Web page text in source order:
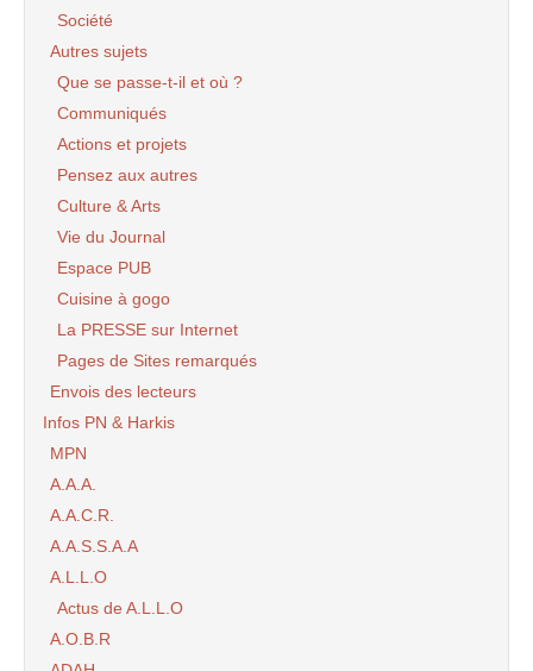
Société
Autres sujets
Que se passe-t-il et où ?
Communiqués
Actions et projets
Pensez aux autres
Culture & Arts
Vie du Journal
Espace PUB
Cuisine à gogo
La PRESSE sur Internet
Pages de Sites remarqués
Envois des lecteurs
Infos PN & Harkis
MPN
A.A.A.
A.A.C.R.
A.A.S.S.A.A
A.L.L.O
Actus de A.L.L.O
A.O.B.R